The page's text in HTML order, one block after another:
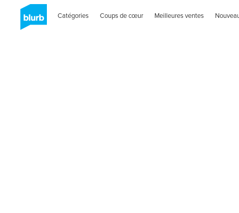
Catégories Coups de cœur Meilleures ventes